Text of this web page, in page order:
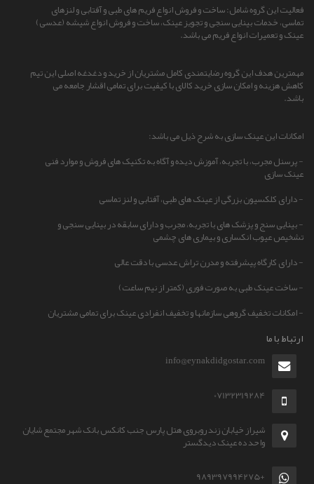
فعالیت این گروه شامل: ساخت و فروش انواع فریم های طبی و آفتابی و لنزهای
تماسی، خدمات بینایی سنجی و تجویز عینک، ساخت و فروش انواع شیشه (عدسی)
عینک و تعمیرات انواع فریم می باشد.
مهمترین هدف این گروه رضایتمندی کامل مشتریان از خرید و دغدغه اصلی این تیم
کاهش هزینه و امکان سازی خرید کالای با کیفیت برای تمامی اقشار جامعه می
باشد.
امکانات این عینک سازی به شرح ذیل می باشد:
- پرسنل مجرب، با تجربه، آموزش دیده و آگاه به تکنیک های فروش و موارد فنی
عینک سازی
- دارای کلکسیون بزرگی از عینک های طبی، آفتابی و لنز تماسی
- بینایی سنج و پزشک های با تجربه، مجرب و دارای سابقه در بینایی سنجی و
تشخیص عیوب انکساری و بیماری های چشمی
- دارای کارگاه پیشرفته و مدرن تراش عدسی با دقت عالی
- ساخت عینک طبی به صورت فوری (کمتر از نیم ساعت)
- امکانات تخفیف گروهی سازمانها و تخفیف انفرادی عینک برای تمامی مشتریان
ارتباط با ما
info@eynakdidgostar.com
07132319284
شیراز خیابان زند روبروی هتل پارس جنب کانکس بانک شهر مجتمع شایان
واحد ده عینک دیدگستر
+989397994275